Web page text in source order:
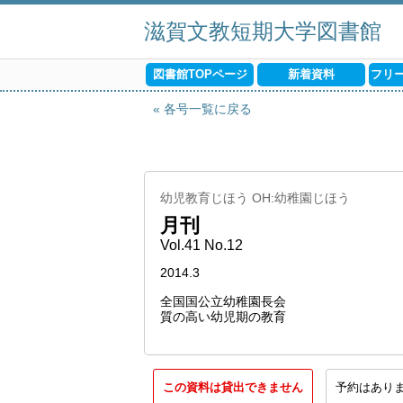
滋賀文教短期大学図書館
図書館TOPページ 新着資料 フリ
各号一覧に戻る
幼児教育じほう OH:幼稚園じほう
月刊
Vol.41 No.12
2014.3
全国国公立幼稚園長会
質の高い幼児期の教育
この資料は貸出できません 予約はあり